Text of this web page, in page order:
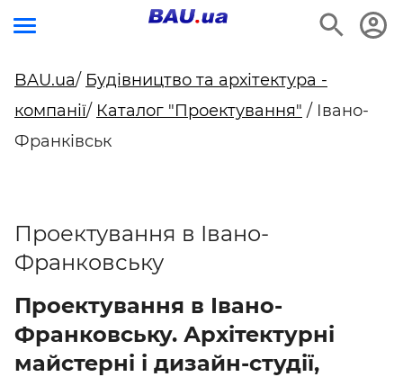
BAU.ua/ Будівництво та архітектура -
компанії/ Каталог "Проектування" / Івано-
Франківськ
Проектування в Івано-
Франковську
Проектування в Івано-
Франковську. Архітектурні
майстерні і дизайн-студії,